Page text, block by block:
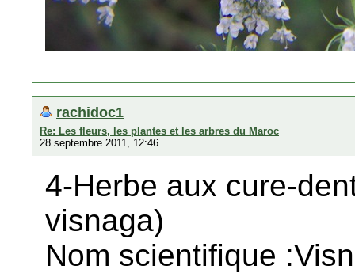
rachidoc1
Re: Les fleurs, les plantes et les arbres du Maroc
28 septembre 2011, 12:46
4-Herbe aux cure-
visnaga)
Nom scientifique